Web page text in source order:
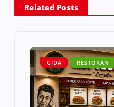
Related Posts
GIDA RESTORAN